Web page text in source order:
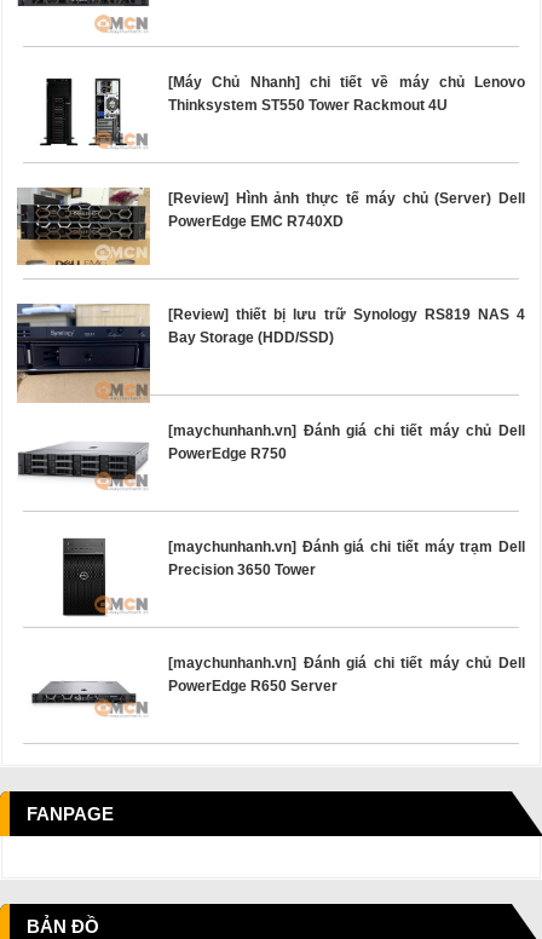
[Máy Chủ Nhanh] chi tiết về máy chủ Lenovo
Thinksystem ST550 Tower Rackmout 4U
[Review] Hình ảnh thực tế máy chủ (Server) Dell
PowerEdge EMC R740XD
[Review] thiết bị lưu trữ Synology RS819 NAS 4
Bay Storage (HDD/SSD)
[maychunhanh.vn] Đánh giá chi tiết máy chủ Dell
PowerEdge R750
[maychunhanh.vn] Đánh giá chi tiết máy trạm Dell
Precision 3650 Tower
[maychunhanh.vn] Đánh giá chi tiết máy chủ Dell
PowerEdge R650 Server
FANPAGE
BẢN ĐỒ